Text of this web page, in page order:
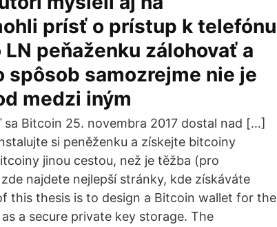
prísť o prístup k telefónu
peňaženku zálohovať a
spôsob samozrejme nie je
medzi iným
sa Bitcoin 25. novembra 2017 dostal nad […]
si peněženku a získejte bitcoiny
jinou cestou, než je těžba (pro
najdete nejlepší stránky, kde získáváte
this thesis is to design a Bitcoin wallet for the
a secure private key storage. The